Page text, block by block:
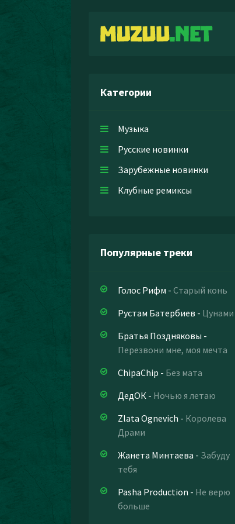
Категории
Музыка
Русские новинки
Зарубежные новинки
Клубные ремиксы
Популярные треки
Голос Рифм - Старый конь
Рустам Батербиев - Цунами
Братья Поздняковы -
Перезвони мне, моя мечта
ChipaChip - Без мата
ДедОК - Ночью я летаю
Zlata Ognevich - Королева
Драми
Жанета Минтаева - Забуду
тебя
Pasha Production - Не верю
больше